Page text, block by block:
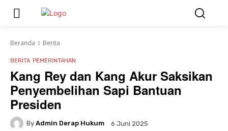
Beranda Berita
BERITA PEMERINTAHAN
Kang Rey dan Kang Akur Saksikan
Penyembelihan Sapi Bantuan
Presiden
By Admin Derap Hukum 6 Juni 2025